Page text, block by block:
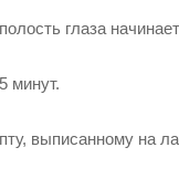
глаза
минут.
выписанному на